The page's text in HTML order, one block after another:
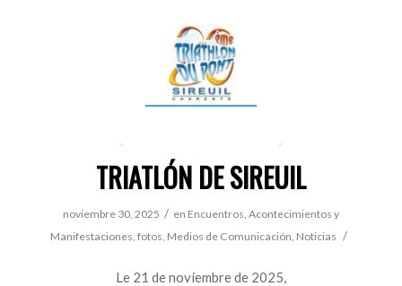
TRIATLÓN DE SIREUIL
noviembre 30, 2025 / en Encuentros, Acontecimientos y
Manifestaciones, fotos, Medios de Comunicación, Noticias /
Le 21 de noviembre de 2025,